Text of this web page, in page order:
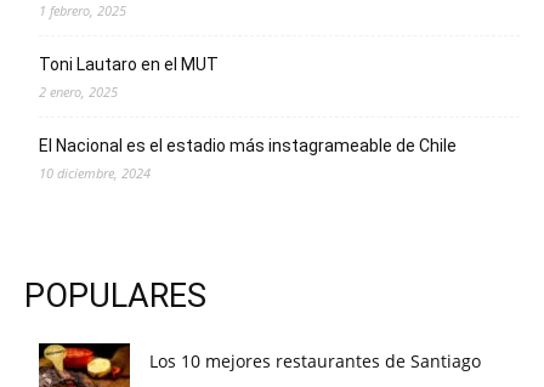
1 febrero, 2025
Toni Lautaro en el MUT
2 enero, 2025
El Nacional es el estadio más instagrameable de Chile
10 diciembre, 2024
POPULARES
Los 10 mejores restaurantes de Santiago